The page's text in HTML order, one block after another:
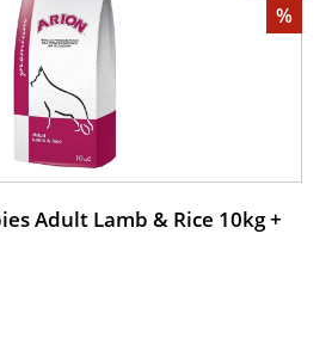
%
Adult Lamb & Rice 10kg +